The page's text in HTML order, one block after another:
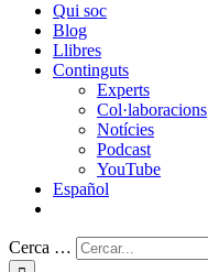
Qui soc
Blog
Llibres
Continguts
Experts
Col·laboracions
Notícies
Podcast
YouTube
Español
Cerca …